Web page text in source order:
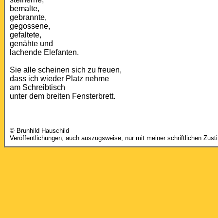
bemalte,
gebrannte,
gegossene,
gefaltete,
genähte und
lachende Elefanten.
Sie alle scheinen sich zu freuen,
dass ich wieder Platz nehme
am Schreibtisch
unter dem breiten Fensterbrett.
© Brunhild Hauschild
Veröffentlichungen, auch auszugsweise, nur mit meiner schriftlichen